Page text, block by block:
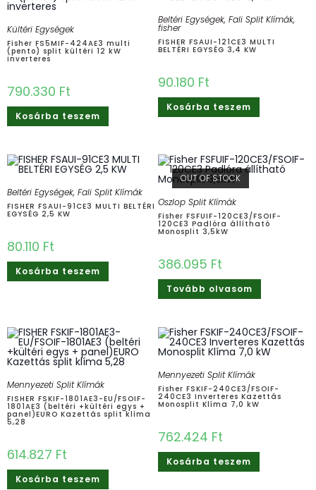
Kültéri Egységek
Fisher FS5MIF-424AE3 multi
(pento) split kültéri 12 kW
inverteres
790.330 Ft
Kosárba teszem
Beltéri Egységek, Fali Split Klímák,
fisher
FISHER FSAUI-121CE3 MULTI
BELTÉRI EGYSÉG 3,4 KW
90.180 Ft
Kosárba teszem
Beltéri Egységek, Fali Split Klímák
FISHER FSAUI-91CE3 MULTI BELTÉRI
EGYSÉG 2,5 KW
80.110 Ft
Kosárba teszem
OUT OF STOCK
Oszlop Split Klímák
Fisher FSFUIF-120CE3/FSOIF-
120CE3 Padlóra állítható
Monosplit 3,5kW
386.095 Ft
Tovább olvasom
Mennyezeti Split Klímák
FISHER FSKIF-1801AE3-EU/FSOIF-
1801AE3 (beltéri +kültéri egys +
panel)EURO Kazettás split klíma
5,28
614.827 Ft
Kosárba teszem
Mennyezeti Split Klímák
Fisher FSKIF-240CE3/FSOIF-
240CE3 Inverteres Kazettás
Monosplit Klíma 7,0 kW
762.424 Ft
Kosárba teszem